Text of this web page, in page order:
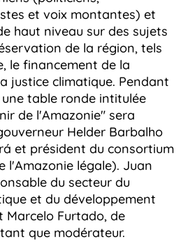
et voix montantes) et
haut niveau sur des sujets
de la région, tels
le financement de la
justice climatique. Pendant
table ronde intitulée
de l'Amazonie" sera
Helder Barbalho
et président du consortium
l'Amazonie légale). Juan
du secteur du
et du développement
Marcelo Furtado, de
que modérateur.